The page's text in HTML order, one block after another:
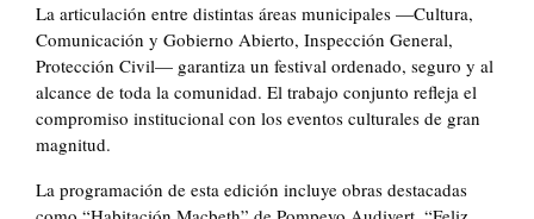
La articulación entre distintas áreas municipales —Cultura,
Comunicación y Gobierno Abierto, Inspección General,
Protección Civil— garantiza un festival ordenado, seguro y al
alcance de toda la comunidad. El trabajo conjunto refleja el
compromiso institucional con los eventos culturales de gran
magnitud.
La programación de esta edición incluye obras destacadas